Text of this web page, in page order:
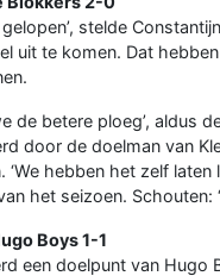
gelopen’, stelde
uit te komen. Dat
de betere ploeg’, aldus
door de doelman van
hebben het zelf
het seizoen. Schouten:
Boys 1-1
een doelpunt van Hugo